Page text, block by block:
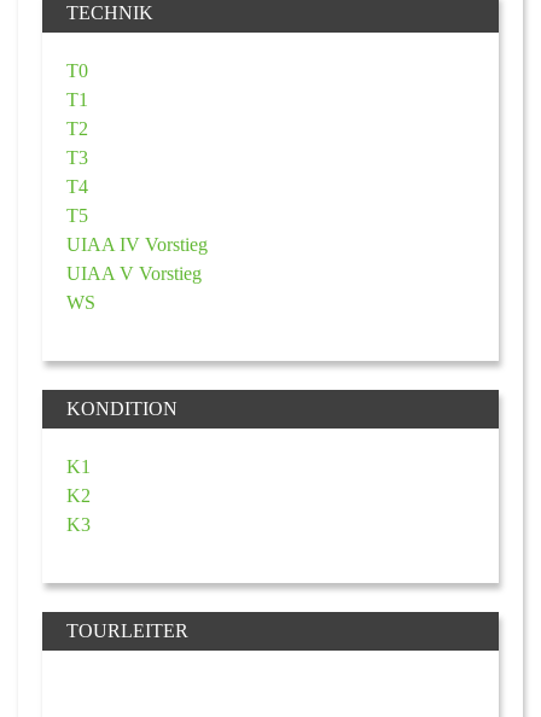
TECHNIK
T0
T1
T2
T3
T4
T5
UIAA IV Vorstieg
UIAA V Vorstieg
WS
KONDITION
K1
K2
K3
TOURLEITER